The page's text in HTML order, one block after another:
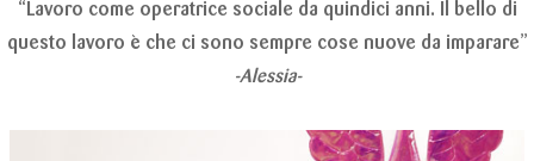
“Lavoro come operatrice sociale da quindici anni. Il bello di
questo lavoro è che ci sono sempre cose nuove da imparare”
-Alessia-